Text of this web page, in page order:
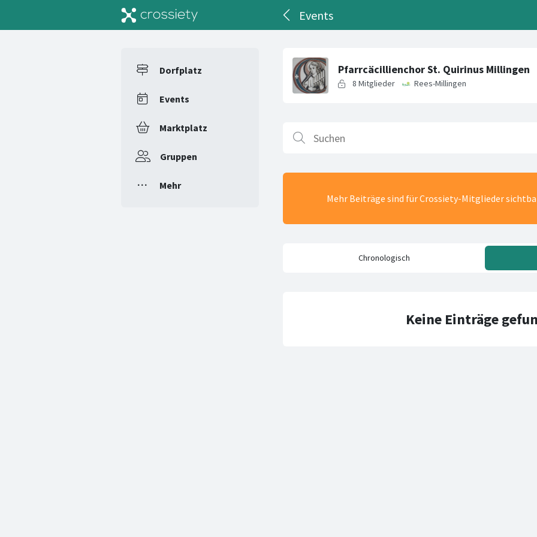
Events
Dorfplatz
Events
Marktplatz
Gruppen
Mehr
Mehr Beiträge sind für Crossiety-Mitglieder
Chronologisch
Keine Einträge